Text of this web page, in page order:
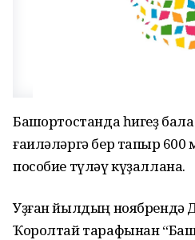
Башҡортостанда һигеҙ
ғаиләләргә бер тапҡыр
пособие түләү күҙаллана.
Уҙған йылдың
Ҡоролтай тарафынан